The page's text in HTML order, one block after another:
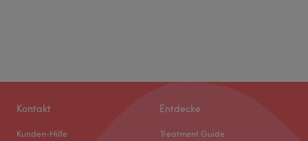
Kontakt
Kunden-Hilfe
Entdecke
Treatment Guide